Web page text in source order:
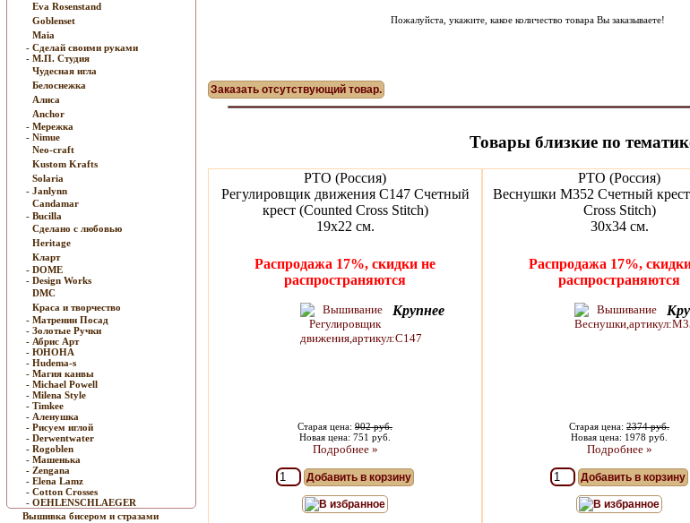
Eva Rosenstand
Goblenset
Maia
- Сделай своими руками
- М.П. Студия
Чудесная игла
Белоснежка
Алиса
Anchor
- Мережка
- Nimue
Neo-craft
Kustom Krafts
Solaria
- Janlynn
Candamar
- Bucilla
Сделано с любовью
Heritage
Кларт
- DOME
- Design Works
DMC
Краса и творчество
- Матренин Посад
- Золотые Ручки
- Абрис Арт
- ЮНОНА
- Hudema-s
- Магия канвы
- Michael Powell
- Milena Style
- Timkee
- Аленушка
- Рисуем иглой
- Derwentwater
- Rogoblen
- Машенька
- Zengana
- Elena Lamz
- Cotton Crosses
- OEHLENSCHLAEGER
Вышивка бисером и стразами
Пожалуйста, укажите, какое количество товара Вы заказываете!
Заказать отсутствующий товар.
Товары близкие по
РТО (Россия)
Регулировщик движения C147 Счетный
крест (Counted Cross Stitch)
19х22 см.
Распродажа 17%, скидки не
распространяются
Крупнее
Старая цена: 902 руб.
Новая цена: 751 руб.
Подробнее »
Добавить в корзину
В избранное
РТО (Россия)
Веснушки M352 Счетный
Cross Stitch)
30х34 см.
Распродажа 17%,
распространяются
Старая цена: 2374 руб.
Новая цена: 1978 руб.
Подробнее »
Добавить в корзину
В избранное